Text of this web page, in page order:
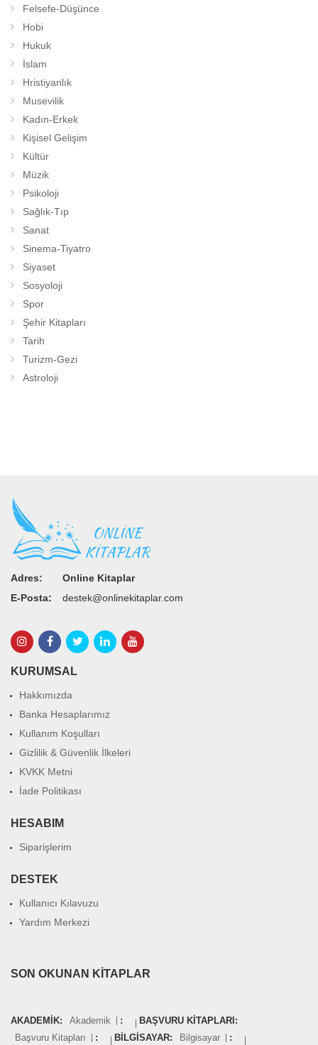
Felsefe-Düşünce
Hobi
Hukuk
İslam
Hristiyanlık
Musevilik
Kadın-Erkek
Kişisel Gelişim
Kültür
Müzik
Psikoloji
Sağlık-Tıp
Sanat
Sinema-Tiyatro
Siyaset
Sosyoloji
Spor
Şehir Kitapları
Tarih
Turizm-Gezi
Astroloji
Adres:
Online Kitaplar
E-Posta:
destek@onlinekitaplar.com
KURUMSAL
Hakkımızda
Banka Hesaplarımız
Kullanım Koşulları
Gizlilik & Güvenlik İlkeleri
KVKK Metni
İade Politikası
HESABIM
Siparişlerim
DESTEK
Kullanıcı Kılavuzu
Yardım Merkezi
SON OKUNAN KITAPLAR
AKADEMIK: Akademik :
BAŞVURU KITAPLARI:
Başvuru Kitapları
: BILGISAYAR: Bilgisayar :